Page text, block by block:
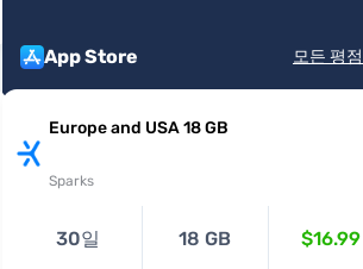
App Store 모든 평
Europe and USA 18 GB
Sparks
30일 18 GB $16.99